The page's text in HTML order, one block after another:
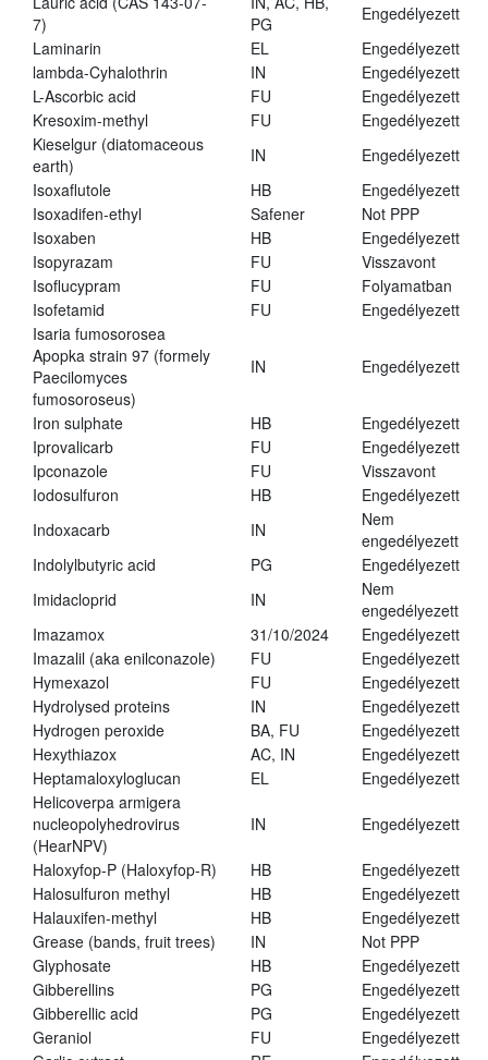
7)
PG
Engedélyezett
Laminarin
EL
Engedélyezett
lambda-Cyhalothrin
IN
Engedélyezett
L-Ascorbic acid
FU
Engedélyezett
Kresoxim-methyl
FU
Engedélyezett
Kieselgur (diatomaceous
earth)
IN
Engedélyezett
Isoxaflutole
HB
Engedélyezett
Isoxadifen-ethyl
Safener
Not PPP
Isoxaben
HB
Engedélyezett
Isopyrazam
FU
Visszavont
Isoflucypram
FU
Folyamatban
Isofetamid
FU
Engedélyezett
Isaria fumosorosea
Apopka strain 97 (formely
Paecilomyces
fumosoroseus)
IN Engedélyezett
Iron sulphate HB
Engedélyezett
Iprovalicarb
FU
Engedélyezett
Ipconazole
FU
Visszavont
Iodosulfuron
HB
Engedélyezett
Indoxacarb
IN
Nem
engedélyezett
Indolylbutyric acid
PG
Engedélyezett
Imidacloprid
IN
Nem
engedélyezett
Imazamox
31/10/2024
Engedélyezett
Imazalil (aka enilconazole)
FU
Engedélyezett
Hymexazol
FU
Engedélyezett
Hydrolysed proteins
IN
Engedélyezett
Hydrogen peroxide
BA, FU
Engedélyezett
Hexythiazox
AC, IN
Engedélyezett
Heptamaloxyloglucan
EL
Engedélyezett
Helicoverpa armigera
nucleopolyhedrovirus
(HearNPV)
IN Engedélyezett
Haloxyfop-P (Haloxyfop-R) HB
Engedélyezett
Halosulfuron methyl
HB
Engedélyezett
Halauxifen-methyl
HB
Engedélyezett
Grease (bands, fruit trees)
IN
Not PPP
Glyphosate
HB
Engedélyezett
Gibberellins
PG
Engedélyezett
Gibberellic acid
PG
Engedélyezett
Geraniol
FU
Engedélyezett